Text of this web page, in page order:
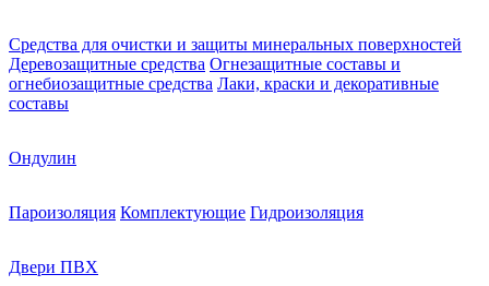
Средства для очистки и защиты минеральных поверхностей
Деревозащитные средства Огнезащитные составы и
огнебиозащитные средства Лаки, краски и декоративные
составы
Ондулин
Пароизоляция Комплектующие Гидроизоляция
Двери ПВХ